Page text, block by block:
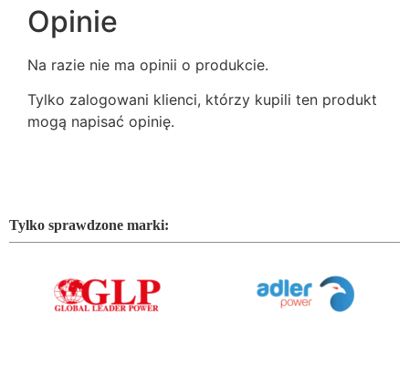
Opinie
Na razie nie ma opinii o produkcie.
Tylko zalogowani klienci, którzy kupili ten produkt
mogą napisać opinię.
Tylko sprawdzone marki: